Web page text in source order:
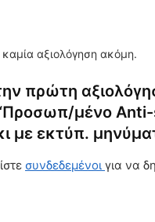
αξιολόγηση ακόμη.
πρώτη
μένο
με εκτύπ.
συνδεδεμένοι για να